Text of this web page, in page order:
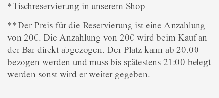
*Tischreservierung in unserem Shop
**Der Preis für die Reservierung ist eine Anzahlung
von 20€. Die Anzahlung von 20€ wird beim Kauf an
der Bar direkt abgezogen. Der Platz kann ab 20:00
bezogen werden und muss bis spätestens 21:00 belegt
werden sonst wird er weiter gegeben.